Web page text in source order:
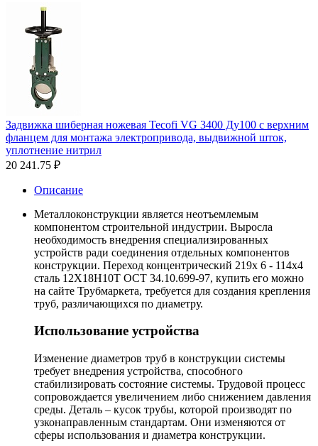
Задвижка шиберная ножевая Tecofi VG 3400 Ду100 с верхним
фланцем для монтажа электропривода, выдвижной шток,
уплотнение нитрил
20 241.75 ₽
Описание
Металлоконструкции является неотъемлемым
компонентом строительной индустрии. Выросла
необходимость внедрения специализированных
устройств ради соединения отдельных компонентов
конструкции. Переход концентрический 219х 6 - 114х4
сталь 12Х18Н10Т ОСТ 34.10.699-97, купить его можно
на сайте Трубмаркета, требуется для создания крепления
труб, различающихся по диаметру.
Использование устройства
Изменение диаметров труб в конструкции системы
требует внедрения устройства, способного
стабилизировать состояние системы. Трудовой процесс
сопровождается увеличением либо снижением давления
среды. Деталь – кусок трубы, которой производят по
узконаправленным стандартам. Они изменяются от
сферы использования и диаметра конструкции.